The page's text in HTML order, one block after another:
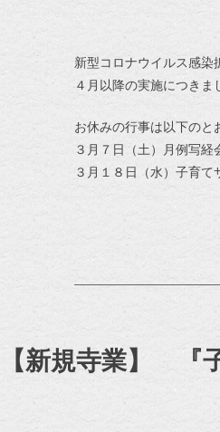
新型コロナウイルス感染
４月以降の実施につきま
お休みの行事は以下のと
３月７日（土）月例写経
３月１８日（水）子育て
【新規寺業】